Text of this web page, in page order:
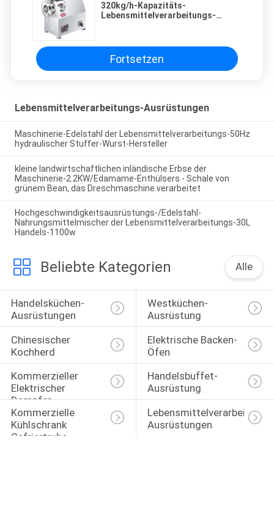
320kg/h-Kapazitäts-
Lebensmittelverarbeitungs-
Fortsetzen
Lebensmittelverarbeitungs-Ausrüstungen
Maschinerie-Edelstahl der Lebensmittelverarbeitungs-50Hz
hydraulischer Stuffer-Wurst-Hersteller
kleine landwirtschaftlichen inländische Erbse der
Maschinerie-2.2KW/Edamame-Enthülsers - Schale von
grünem Bean, das Dreschmaschine verarbeitet
Hochgeschwindigkeitsausrüstungs-/Edelstahl-
Nahrungsmittelmischer der Lebensmittelverarbeitungs-30L
Handels-1100w
Beliebte Kategorien Alle
Handelsküchen-
Ausrüstungen
Westküchen-
Ausrüstung
Chinesischer
Kochherd
Elektrische Backen-
Öfen
Kommerzieller
Elektrischer
Dampfer
Handelsbuffet-
Ausrüstung
Kommerzielle
Kühlschrank
Gefriertruhe
Ausrüstungen